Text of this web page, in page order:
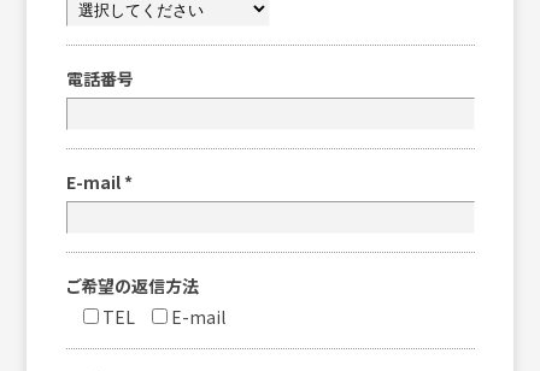
電話番号
E-mail *
ご希望の返信方法
TEL
E-mail